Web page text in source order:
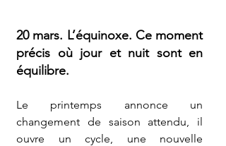
20 mars. L’équinoxe. Ce moment
précis où jour et nuit sont en
équilibre.
Le printemps annonce un
changement de saison attendu, il
ouvre un cycle, une nouvelle